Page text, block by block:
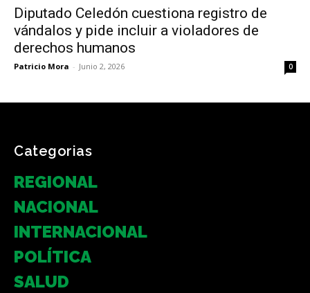
Diputado Celedón cuestiona registro de
vándalos y pide incluir a violadores de
derechos humanos
Patricio Mora - Junio 2, 2026 0
Categorias
REGIONAL
NACIONAL
INTERNACIONAL
POLÍTICA
SALUD